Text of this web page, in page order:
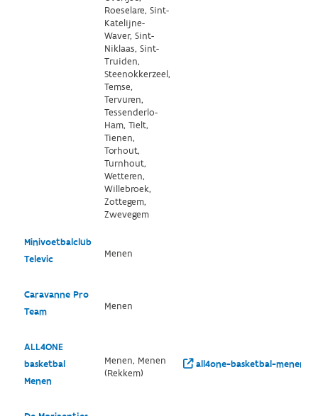
Roeselare, Sint-
Katelijne-
Waver, Sint-
Niklaas, Sint-
Truiden,
Steenokkerzeel,
Temse,
Tervuren,
Tessenderlo-
Ham, Tielt,
Tienen,
Torhout,
Turnhout,
Wetteren,
Willebroek,
Zottegem,
Zwevegem
Minivoetbalclub
Televic
Menen
Caravanne Pro
Team
Menen
ALL4ONE
basketbal
Menen
Menen, Menen
(Rekkem)
all4one-basketbal-